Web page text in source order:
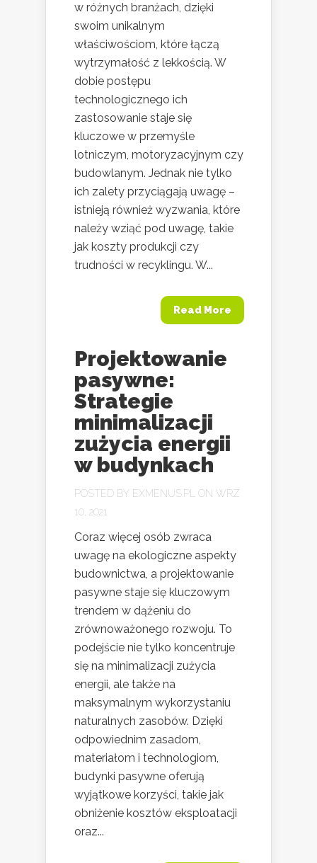
w różnych branżach, dzięki
swoim unikalnym
właściwościom, które łączą
wytrzymałość z lekkością. W
dobie postępu
technologicznego ich
zastosowanie staje się
kluczowe w przemyśle
lotniczym, motoryzacyjnym czy
budowlanym. Jednak nie tylko
ich zalety przyciągają uwagę –
istnieją również wyzwania, które
należy wziąć pod uwagę, takie
jak koszty produkcji czy
trudności w recyklingu. W...
Read More
Projektowanie
pasywne:
Strategie
minimalizacji
zużycia energii
w budynkach
POSTED BY EXMENUS.PL
ON WRZ
10, 2021
Coraz więcej osób zwraca
uwagę na ekologiczne aspekty
budownictwa, a projektowanie
pasywne staje się kluczowym
trendem w dążeniu do
zrównoważonego rozwoju. To
podejście nie tylko koncentruje
się na minimalizacji zużycia
energii, ale także na
maksymalnym wykorzystaniu
naturalnych zasobów. Dzięki
odpowiednim zasadom,
materiałom i technologiom,
budynki pasywne oferują
wyjątkowe korzyści, takie jak
obniżenie kosztów eksploatacji
oraz...